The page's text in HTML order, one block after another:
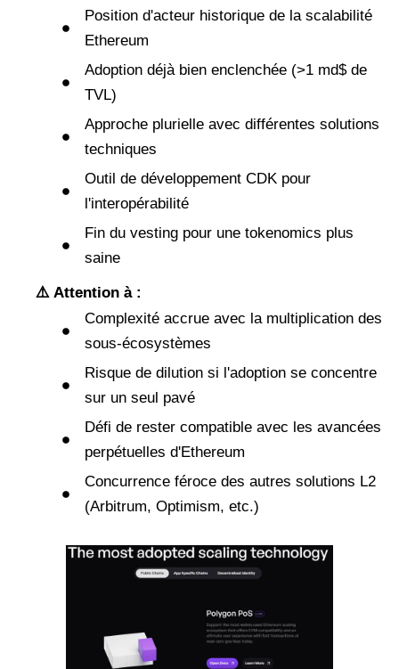
Position d'acteur historique de la scalabilité
Ethereum
Adoption déjà bien enclenchée (>1 md$ de
TVL)
Approche plurielle avec différentes solutions
techniques
Outil de développement CDK pour
l'interopérabilité
Fin du vesting pour une tokenomics plus
saine
⚠️ Attention à :
Complexité accrue avec la multiplication des
sous-écosystèmes
Risque de dilution si l'adoption se concentre
sur un seul pavé
Défi de rester compatible avec les avancées
perpétuelles d'Ethereum
Concurrence féroce des autres solutions L2
(Arbitrum, Optimism, etc.)